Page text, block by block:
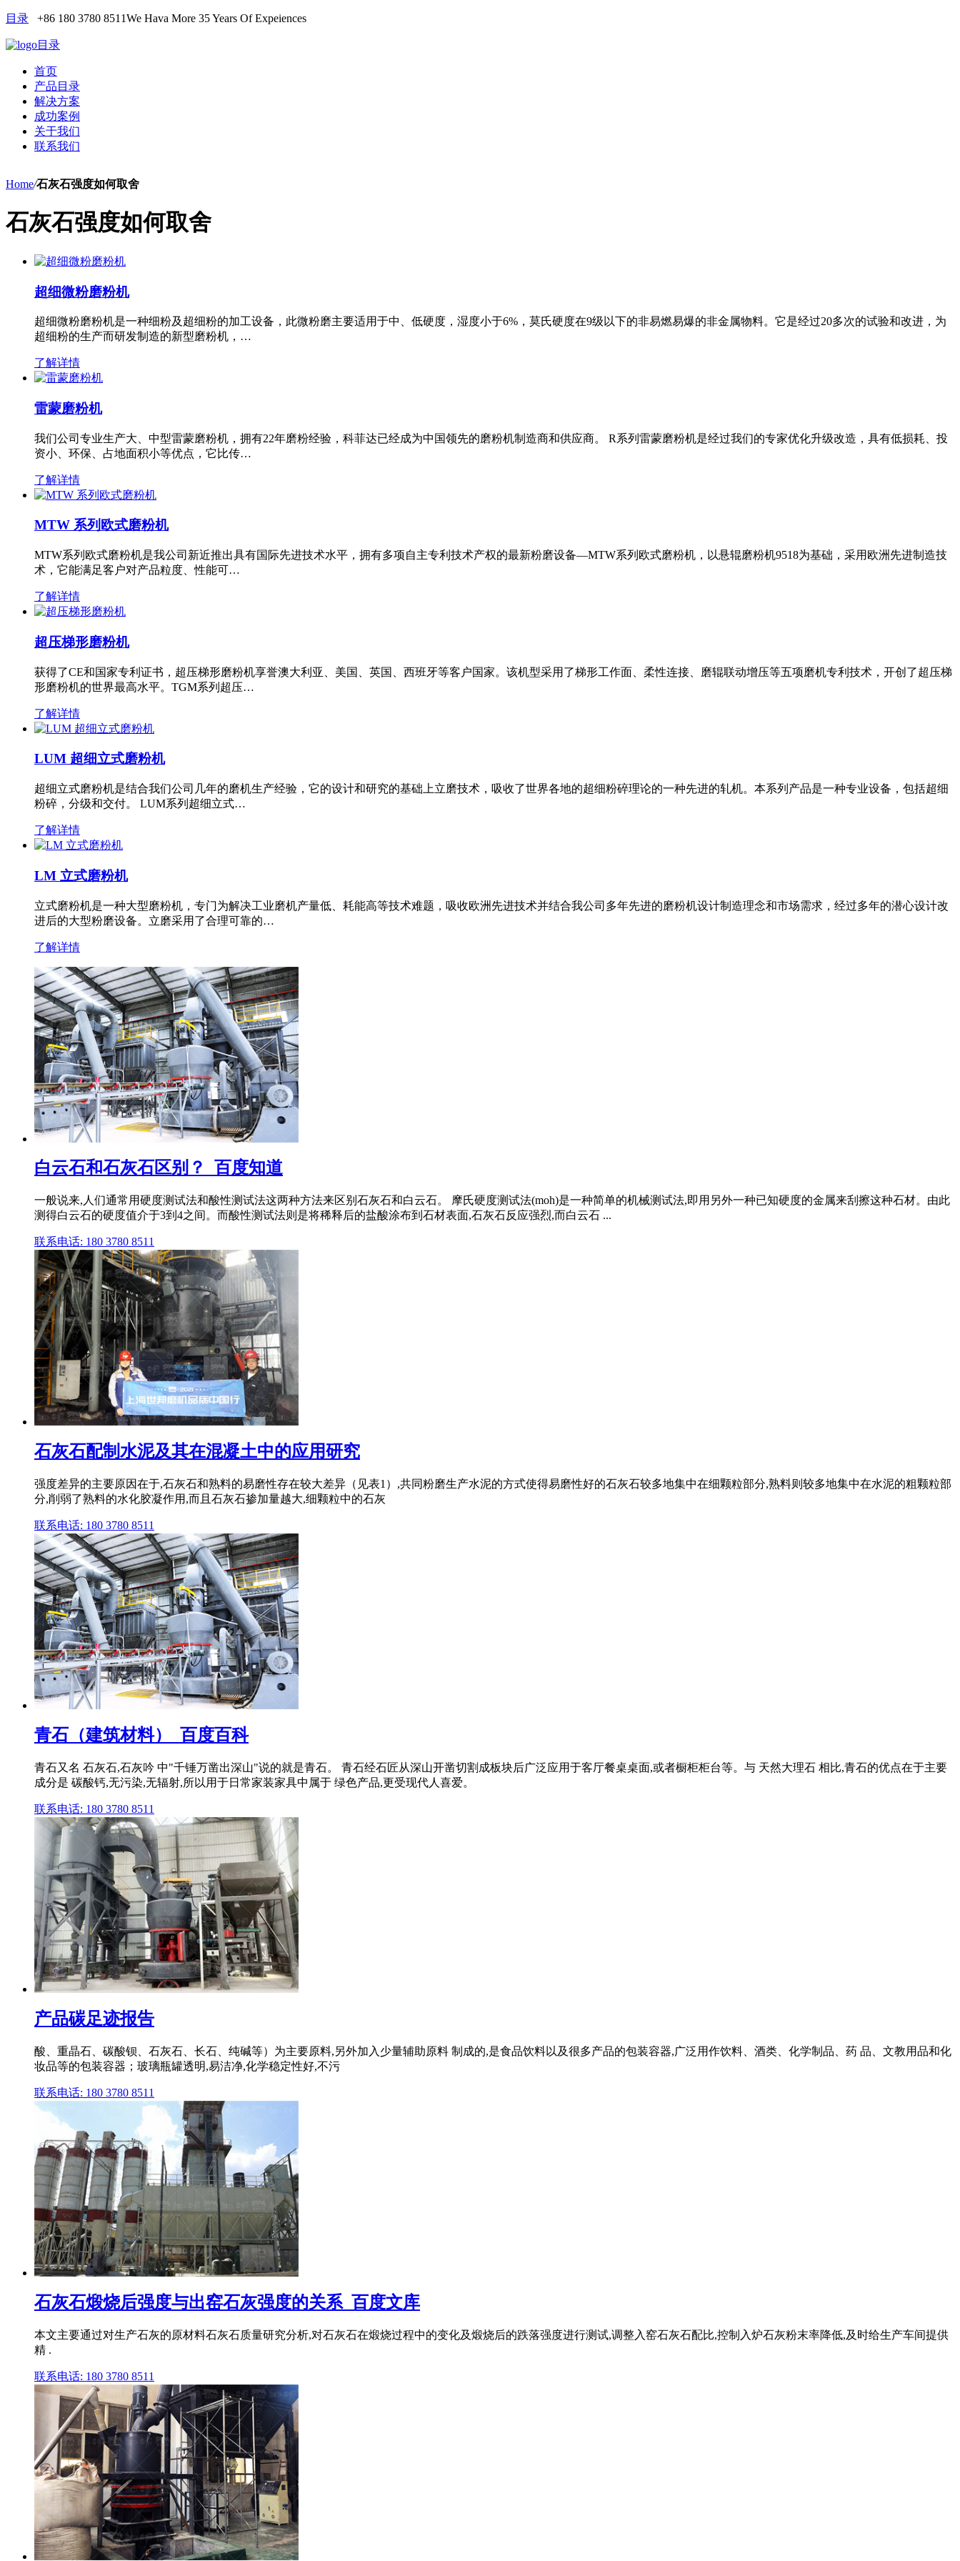
目录 +86 180 3780 8511We Hava More 35 Years Of Expeiences
目录
首页
产品目录
解决方案
成功案例
关于我们
联系我们
Home/石灰石强度如何取舍
石灰石强度如何取舍
超细微粉磨粉机
超细微粉磨粉机是一种细粉及超细粉的加工设备，此微粉磨主要适用于中、低硬度，湿度小于6%，莫氏硬度在9级以下的非易燃易爆的非金属物料。它是经过20多次的试验和改进，为
超细粉的生产而研发制造的新型磨粉机，…
了解详情
雷蒙磨粉机
我们公司专业生产大、中型雷蒙磨粉机，拥有22年磨粉经验，科菲达已经成为中国领先的磨粉机制造商和供应商。 R系列雷蒙磨粉机是经过我们的专家优化升级改造，具有低损耗、投
资小、环保、占地面积小等优点，它比传…
了解详情
MTW 系列欧式磨粉机
MTW系列欧式磨粉机是我公司新近推出具有国际先进技术水平，拥有多项自主专利技术产权的最新粉磨设备—MTW系列欧式磨粉机，以悬辊磨粉机9518为基础，采用欧洲先进制造技
术，它能满足客户对产品粒度、性能可…
了解详情
超压梯形磨粉机
获得了CE和国家专利证书，超压梯形磨粉机享誉澳大利亚、美国、英国、西班牙等客户国家。该机型采用了梯形工作面、柔性连接、磨辊联动增压等五项磨机专利技术，开创了超压梯
形磨粉机的世界最高水平。TGM系列超压…
了解详情
LUM 超细立式磨粉机
超细立式磨粉机是结合我们公司几年的磨机生产经验，它的设计和研究的基础上立磨技术，吸收了世界各地的超细粉碎理论的一种先进的轧机。本系列产品是一种专业设备，包括超细
粉碎，分级和交付。 LUM系列超细立式…
了解详情
LM 立式磨粉机
立式磨粉机是一种大型磨粉机，专门为解决工业磨机产量低、耗能高等技术难题，吸收欧洲先进技术并结合我公司多年先进的磨粉机设计制造理念和市场需求，经过多年的潜心设计改
进后的大型粉磨设备。立磨采用了合理可靠的…
了解详情
白云石和石灰石区别？_百度知道
一般说来,人们通常用硬度测试法和酸性测试法这两种方法来区别石灰石和白云石。 摩氏硬度测试法(moh)是一种简单的机械测试法,即用另外一种已知硬度的金属来刮擦这种石材。由此
测得白云石的硬度值介于3到4之间。而酸性测试法则是将稀释后的盐酸涂布到石材表面,石灰石反应强烈,而白云石 ...
联系电话: 180 3780 8511
石灰石配制水泥及其在混凝土中的应用研究
强度差异的主要原因在于,石灰石和熟料的易磨性存在较大差异（见表1）,共同粉磨生产水泥的方式使得易磨性好的石灰石较多地集中在细颗粒部分,熟料则较多地集中在水泥的粗颗粒部
分,削弱了熟料的水化胶凝作用,而且石灰石掺加量越大,细颗粒中的石灰
联系电话: 180 3780 8511
青石（建筑材料）_百度百科
青石又名 石灰石,石灰吟 中"千锤万凿出深山"说的就是青石。 青石经石匠从深山开凿切割成板块后广泛应用于客厅餐桌桌面,或者橱柜柜台等。与 天然大理石 相比,青石的优点在于主要
成分是 碳酸钙,无污染,无辐射,所以用于日常家装家具中属于 绿色产品,更受现代人喜爱。
联系电话: 180 3780 8511
产品碳足迹报告
酸、重晶石、碳酸钡、石灰石、长石、纯碱等）为主要原料,另外加入少量辅助原料 制成的,是食品饮料以及很多产品的包装容器,广泛用作饮料、酒类、化学制品、药 品、文教用品和化
妆品等的包装容器；玻璃瓶罐透明,易洁净,化学稳定性好,不污
联系电话: 180 3780 8511
石灰石煅烧后强度与出窑石灰强度的关系_百度文库
本文主要通过对生产石灰的原材料石灰石质量研究分析,对石灰石在煅烧过程中的变化及煅烧后的跌落强度进行测试,调整入窑石灰石配比,控制入炉石灰粉末率降低,及时给生产车间提供
精 .
联系电话: 180 3780 8511